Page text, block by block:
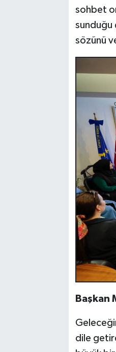
sohbet
sunduğu
sözünü
Başkan
dile